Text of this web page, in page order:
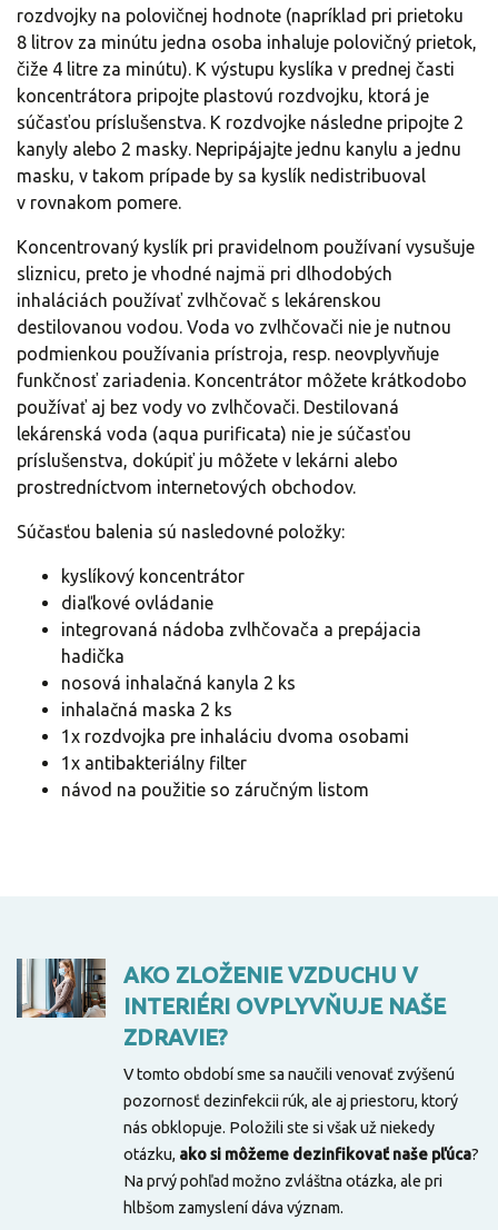
rozdvojky na polovičnej hodnote (napríklad pri prietoku
8 litrov za minútu jedna osoba inhaluje polovičný prietok,
čiže 4 litre za minútu). K výstupu kyslíka v prednej časti
koncentrátora pripojte plastovú rozdvojku, ktorá je
súčasťou príslušenstva. K rozdvojke následne pripojte 2
kanyly alebo 2 masky. Nepripájajte jednu kanylu a jednu
masku, v takom prípade by sa kyslík nedistribuoval
v rovnakom pomere.
Koncentrovaný kyslík pri pravidelnom používaní vysušuje
sliznicu, preto je vhodné najmä pri dlhodobých
inhaláciách používať zvlhčovač s lekárenskou
destilovanou vodou. Voda vo zvlhčovači nie je nutnou
podmienkou používania prístroja, resp. neovplyvňuje
funkčnosť zariadenia. Koncentrátor môžete krátkodobo
používať aj bez vody vo zvlhčovači. Destilovaná
lekárenská voda (aqua purificata) nie je súčasťou
príslušenstva, dokúpiť ju môžete v lekárni alebo
prostredníctvom internetových obchodov.
Súčasťou balenia sú nasledovné položky:
kyslíkový koncentrátor
diaľkové ovládanie
integrovaná nádoba zvlhčovača a prepájacia
hadička
nosová inhalačná kanyla 2 ks
inhalačná maska 2 ks
1x rozdvojka pre inhaláciu dvoma osobami
1x antibakteriálny filter
návod na použitie so záručným listom
AKO ZLOŽENIE VZDUCHU V
INTERIÉRI OVPLYVŇUJE NAŠE
ZDRAVIE?
V tomto období sme sa naučili venovať zvýšenú
pozornosť dezinfekcii rúk, ale aj priestoru, ktorý
nás obklopuje. Položili ste si však už niekedy
otázku, ako si môžeme dezinfikovať naše pľúca?
Na prvý pohľad možno zvláštna otázka, ale pri
hlbšom zamyslení dáva význam.